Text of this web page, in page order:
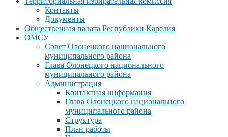
Контакты
Документы
Общественная палата Республики Карелия
ОМСУ
Совет Олонецкого национального
муниципального района
Глава Олонецкого национального
муниципального района
Администрация
Контактная информация
Глава Олонецкого национального
муниципального района
Структура
План работы